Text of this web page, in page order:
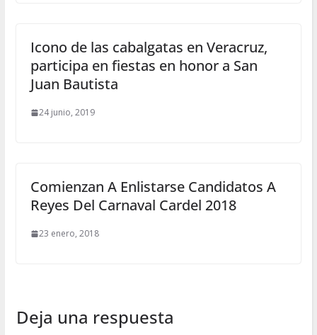
Icono de las cabalgatas en Veracruz,
participa en fiestas en honor a San
Juan Bautista
24 junio, 2019
Comienzan A Enlistarse Candidatos A
Reyes Del Carnaval Cardel 2018
23 enero, 2018
Deja una respuesta